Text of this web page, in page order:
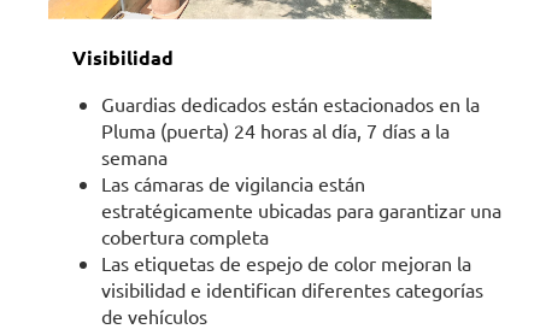
Visibilidad
Guardias dedicados están estacionados en la
Pluma (puerta) 24 horas al día, 7 días a la
semana
Las cámaras de vigilancia están
estratégicamente ubicadas para garantizar una
cobertura completa
Las etiquetas de espejo de color mejoran la
visibilidad e identifican diferentes categorías
de vehículos